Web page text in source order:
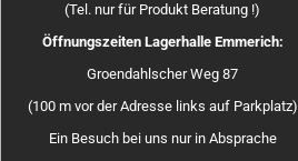
(Tel. nur für Produkt Beratung !)
Öffnungszeiten Lagerhalle Emmerich:
Groendahlscher Weg 87
(100 m vor der Adresse links auf Parkplatz)
Ein Besuch bei uns nur in Absprache